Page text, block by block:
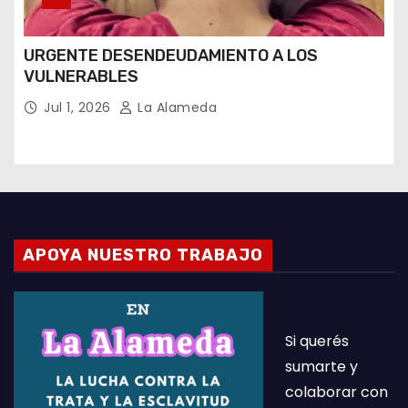
URGENTE DESENDEUDAMIENTO A LOS
VULNERABLES
Jul 1, 2026 La Alameda
APOYA NUESTRO TRABAJO
Si querés
sumarte y
colaborar con